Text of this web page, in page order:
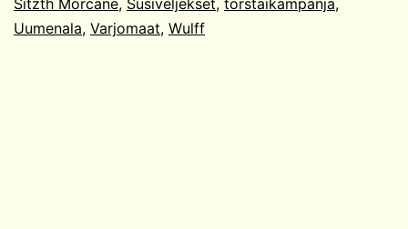
Uumenala, Varjomaat, Wulff